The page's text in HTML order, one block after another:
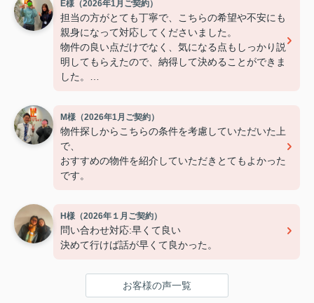
E様（2026年1月ご契約）
担当の方がとても丁寧で、こちらの希望や不安にも
親身になって対応してくださいました。
物件の良い点だけでなく、気になる点もしっかり説
明してもらえたので、納得して決めることができま
した。
また引っ越しの機会があれば、ぜひお願いしたいで
す。
M様（2026年1月ご契約）
物件探しからこちらの条件を考慮していただいた上
で、
おすすめの物件を紹介していただきとてもよかった
です。
H様（2026年１月ご契約）
問い合わせ対応:早くて良い
決めて行けば話が早くて良かった。
お客様の声一覧